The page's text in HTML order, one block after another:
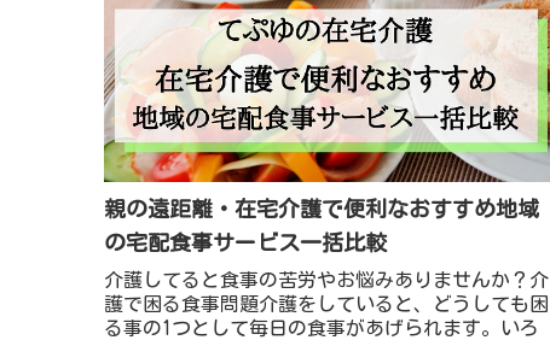
親の遠距離・在宅介護で便利なおすすめ地域
の宅配食事サービス一括比較
介護してると食事の苦労やお悩みありませんか？介
護で困る食事問題介護をしていると、どうしても困
る事の1つとして毎日の食事があげられます。いろ